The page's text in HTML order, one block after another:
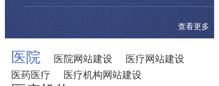
查看更多
医院 医院网站建设
医疗网站建设
医药医疗
医疗机构网站建设